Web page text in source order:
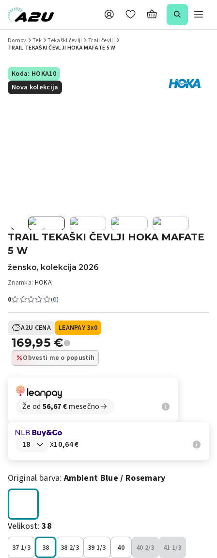
Domov Tek Tekaški čevlji
Trail čevlji
TRAIL TEKAŠKI ČEVLJI HOKA MAFATE 5 W
Koda: HOKA10
Nova kolekcija
TRAIL TEKAŠKI ČEVLJI HOKA MAFATE
5 W
žensko, kolekcija 2026
Znamka: HOKA
0
(0)
A2U CENA LEANPAY 3x0
169,95€
Obvesti me o popustih
Že od 56,67€mesečno
x10,64 €
Original barva:Ambient Blue / Rosemary
Velikost:38
37 1/3 38 38 2/3 39 1/3 40 40 2/3 41 1/3